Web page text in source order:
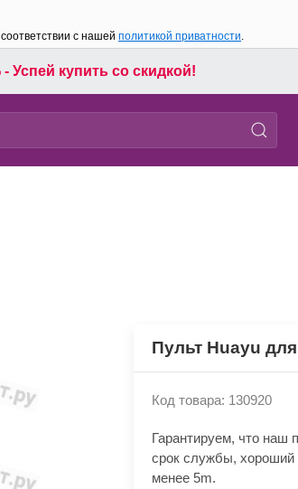
с нашей политикой приватности.
Успей купить со скидкой!
Пульт Huayu
Код товара: 130920
Гарантируем, что наш
срок службы, хороший
менее 5m.